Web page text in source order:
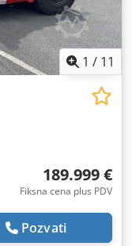
1 / 11
189.999 €
Fiksna cena plus PDV
Pozvati